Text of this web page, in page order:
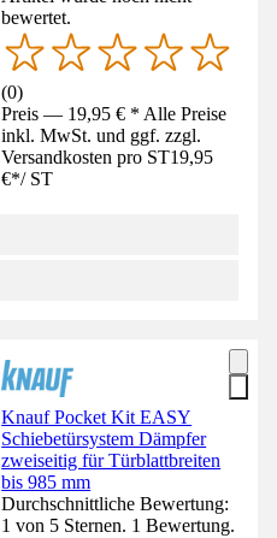
bewertet.
(0)
Preis — 19,95 € * Alle Preise
inkl. MwSt. und ggf. zzgl.
Versandkosten pro ST19,95
€*/ ST
Knauf Pocket Kit EASY
Schiebetürsystem Dämpfer
zweiseitig für Türblattbreiten
bis 985 mm
Durchschnittliche Bewertung:
1 von 5 Sternen. 1 Bewertung.